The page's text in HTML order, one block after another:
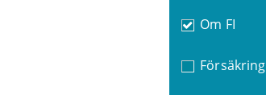
Om FI
Försäkring